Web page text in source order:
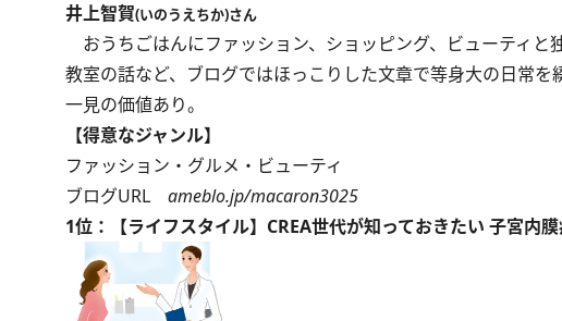
井上智賀(いのうえちか)さん
おうちごはんにファッション、ショッピング、ビューティ
教室の話など、ブログではほっこりした文章で等身大の日常
一見の価値あり。
【得意なジャンル】
ファッション・グルメ・ビューティ
ブログURL ameblo.jp/macaron3025
1位：【ライフスタイル】CREA世代が知っておきたい 子宮内